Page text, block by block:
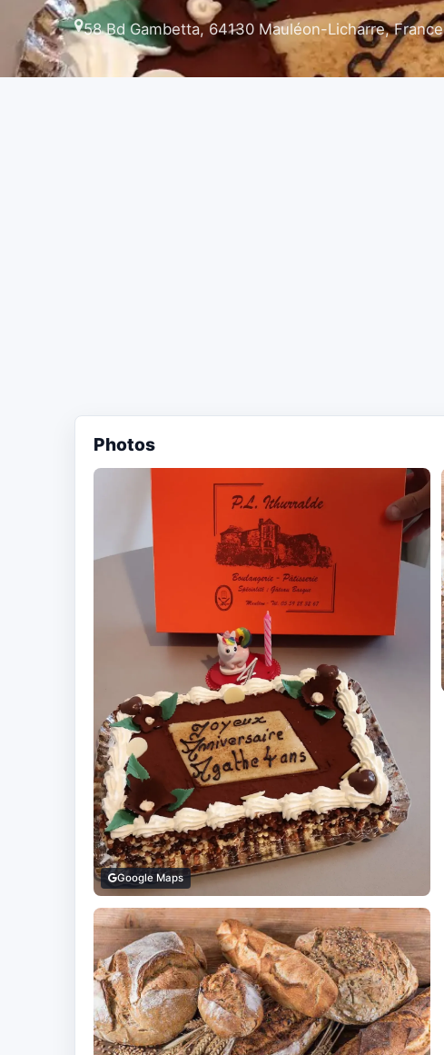
58 Bd Gambetta, 64130 Mauléon-Licharre, France
Photos
Google Maps